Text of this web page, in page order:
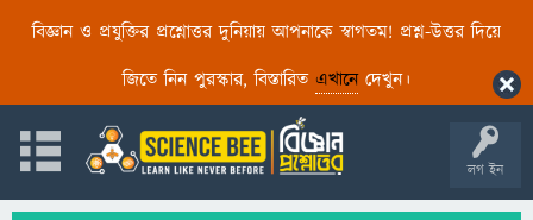
বিজ্ঞান ও প্রযুক্তির প্রশ্নোত্তর দুনিয়ায় আপনাকে স্বাগতম! প্রশ্ন-উত্তর দিয়ে
জিতে নিন পুরস্কার, বিস্তারিত এখানেদেখুন।
লগ ইন